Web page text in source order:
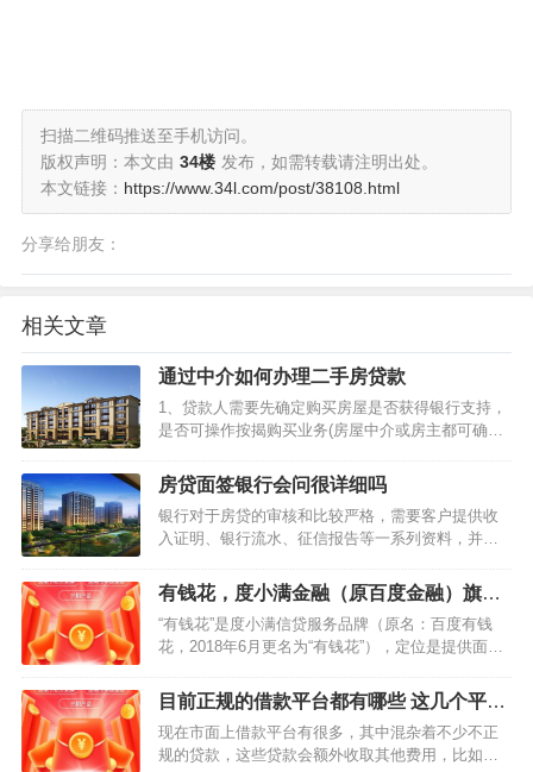
扫描二维码推送至手机访问。
版权声明：本文由 34楼 发布，如需转载请注明出处。
本文链接： https://www.34l.com/post/38108.html
分享给朋友：
相关文章
通过中介如何办理二手房贷款
1、贷款人需要先确定购买房屋是否获得银行支持，
是否可操作按揭购买业务(房屋中介或房主都可确定
按揭贷款后，到贷款银行填写房屋按揭申请表，并
准备资料进行申请，房屋卖主应提供材料。 3、贷款
机构接到…
房贷面签银行会问很详细吗
银行对于房贷的审核和比较严格，需要客户提供收
入证明、银行流水、征信报告等一系列资料，并且
户一些问题，比较细致。 比较常见的问题有贷款人
的婚姻状况，工作以及工作收入情况，另外还有一
些银行会对贷款人提…
有钱花，度小满金融（原百度金融）旗下
的信贷产品推荐
“有钱花”是度小满信贷服务品牌（原名：百度有钱
花，2018年6月更名为“有钱花”），定位是提供面向
式。1、关于有钱花1)有钱花有哪些特色? 纯线上申
请，无需抵押，申请材料简单，最快30秒审…
目前正规的借款平台都有哪些 这几个平台
借钱靠谱
现在市面上借款平台有很多，其中混杂着不少不正
规的贷款，这些贷款会额外收取其他费用，比如提